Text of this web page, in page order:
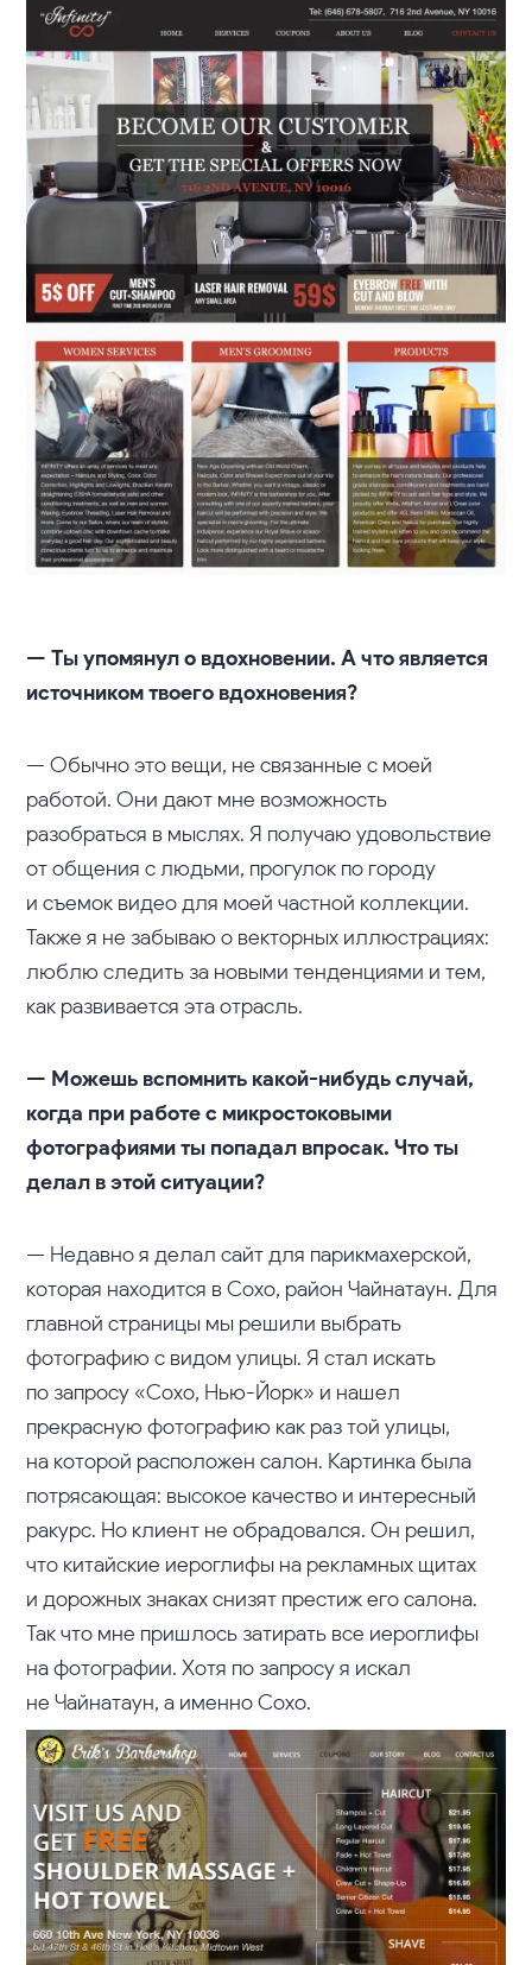
— Ты упомянул о вдохновении. А что является
источником твоего вдохновения?
— Обычно это вещи, не связанные с моей
работой. Они дают мне возможность
разобраться в мыслях. Я получаю удовольствие
от общения с людьми, прогулок по городу
и съемок видео для моей частной коллекции.
Также я не забываю о векторных иллюстрациях:
люблю следить за новыми тенденциями и тем,
как развивается эта отрасль.
— Можешь вспомнить какой-нибудь случай,
когда при работе с микростоковыми
фотографиями ты попадал впросак. Что ты
делал в этой ситуации?
— Недавно я делал сайт для парикмахерской,
которая находится в Сохо, район Чайнатаун. Для
главной страницы мы решили выбрать
фотографию с видом улицы. Я стал искать
по запросу «Сохо, Нью-Йорк» и нашел
прекрасную фотографию как раз той улицы,
на которой расположен салон. Картинка была
потрясающая: высокое качество и интересный
ракурс. Но клиент не обрадовался. Он решил,
что китайские иероглифы на рекламных щитах
и дорожных знаках снизят престиж его салона.
Так что мне пришлось затирать все иероглифы
на фотографии. Хотя по запросу я искал
не Чайнатаун, а именно Сохо.